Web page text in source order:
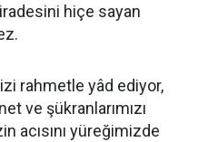
hiçe sayan
rahmetle yâd ediyor,
ve şükranlarımızı
acısını yüreğimizde